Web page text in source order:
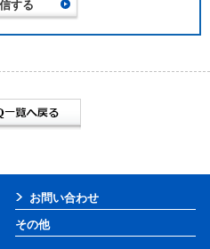
お問い合わせ
その他